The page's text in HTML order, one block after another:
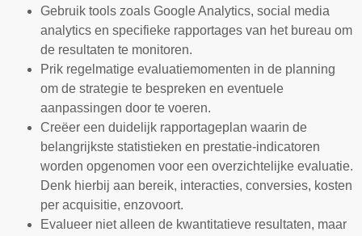
Gebruik tools zoals Google Analytics, social media
analytics en specifieke rapportages van het bureau om
de resultaten te monitoren.
Prik regelmatige evaluatiemomenten in de planning
om de strategie te bespreken en eventuele
aanpassingen door te voeren.
Creëer een duidelijk rapportageplan waarin de
belangrijkste statistieken en prestatie-indicatoren
worden opgenomen voor een overzichtelijke evaluatie.
Denk hierbij aan bereik, interacties, conversies, kosten
per acquisitie, enzovoort.
Evalueer niet alleen de kwantitatieve resultaten, maar